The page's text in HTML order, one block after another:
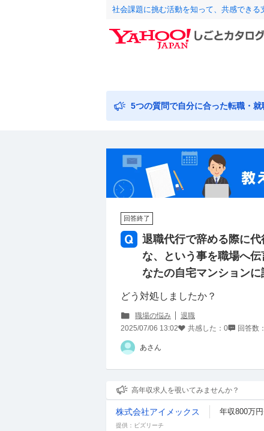
社会課題に挑む活動を知って、共感できる
5つの質問で自分に合った転職・
回答終了
退職代行で辞める際に
な、という事を職場へ
なたの自宅マンション
どう対処しましたか？
職場の悩み
退職
2025/07/06 13:02
共感した： 0 回答数：
あさん
高年収求人を覗いてみませんか？
株式会社アイメックス 年収800万
提供：ビズリーチ